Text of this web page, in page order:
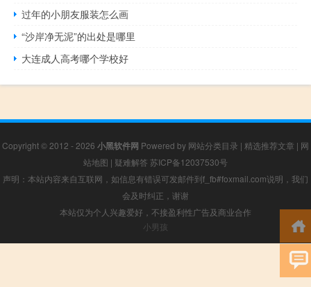
过年的小朋友服装怎么画
“沙岸净无泥”的出处是哪里
大连成人高考哪个学校好
Copyright © 2012 - 2026 小黑软件网 Powered by 网站分类目录 | 精选推荐文章 | 网
站地图 | 疑难解答 苏ICP备12037530号
声明：本站内容来自互联网，如信息有错误可发邮件到f_fb#foxmail.com说明，我们
会及时纠正，谢谢
本站仅为个人兴趣爱好，不接盈利性广告及商业合作
小男孩